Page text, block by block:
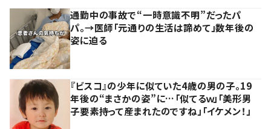
通勤中の事故で“一時意識不明”だったパ
パ。→医師「元通りの生活は諦めて」数年後の
姿に迫る
『ビスコ』の少年に似ていた4歳の男の子。19
年後の“まさかの姿”に…「似てるｗ」「美形男
子要素持って産まれたのですね」「イケメン！」